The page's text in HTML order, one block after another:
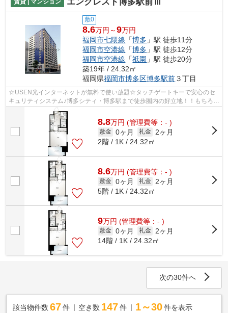
賃貸 | マンション
敷0
8.6万円～9万円
福岡市七隈線 「博多 」駅 徒歩11分
福岡市空港線 「博多 」駅 徒歩12分
福岡市空港線 「祇園 」駅 徒歩20分
築19年 / 24.32㎡
福岡県福岡市博多区博多駅前３丁目
☆USEN光インターネットが無料で使い放題☆タッチゲートキーで安心のセ
キュリティシステム♪博多シティ・博多駅まで徒歩圏内の好立地！！もちろん
システムキッチン・洗面脱衣所・ウォシュ...
8.8万円 (管理費等：- )
敷金 0ヶ月 礼金
2ヶ月
2階 / 1K / 24.32㎡
8.6万円 (管理費等：- )
敷金 0ヶ月 礼金
2ヶ月
5階 / 1K / 24.32㎡
9万円 (管理費等：- )
敷金 0ヶ月 礼金
2ヶ月
14階 / 1K / 24.32㎡
次の30件へ
該当物件数 67件 空き数 147 件 1～30 件を表示